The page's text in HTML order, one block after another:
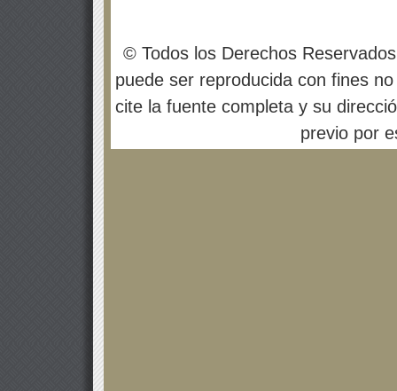
© Todos los Derechos
puede ser reproducida con fines
cite la fuente completa y su
previo por